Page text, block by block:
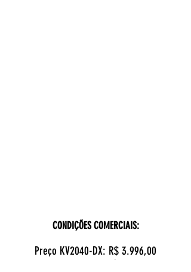
CONDIÇÕES COMERCIAIS:
Preço KV2040-DX: R$ 3.996,00
: R$ 2.649,00